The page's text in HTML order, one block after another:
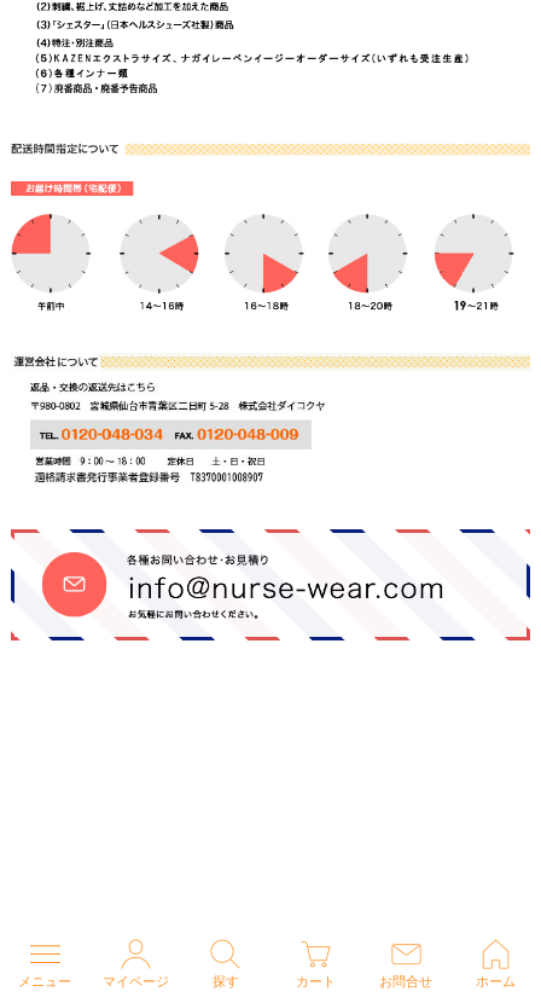
メニュー マイページ 探す カート お問合せ ホーム